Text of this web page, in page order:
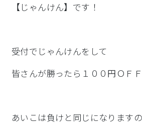
【じゃんけん】です！
受付でじゃんけんをして
皆さんが勝ったら１００円ＯＦ
あいこは負けと同じになります